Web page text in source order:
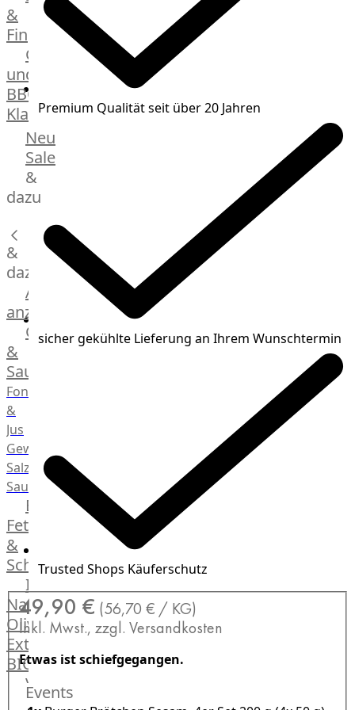
Manufaktur
Bratwurstsets
Toppings
Hackfleisch
Aufschnitt
Schinken
&
Fingerfood
Grill-
und
BBQ-
Klassiker
Beilagen
Brot
Brötchen
Burger
Buns
&
Hot
Dog
Brötchen
Desserts
Neu
Sale
&
dazu
&
dazu
Alle
anzeigen
Gewürze
&
Saucen
Fonds
&
Jus
Gewürze
Salz
Saucen
Butter,
Fett
&
Schmalz
ItalianBar
Natives
Olivenöl
Extra
BIO
Veggie
Hardware
Events
Premium Qualität seit über 20 Jahren
sicher gekühlte Lieferung an Ihrem Wunschtermin
Trusted Shops Käuferschutz
49,90 € (56,70 € / KG)
Inkl. Mwst., zzgl. Versandkosten
Etwas ist schiefgegangen.